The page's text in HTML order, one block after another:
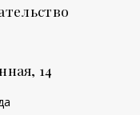
14